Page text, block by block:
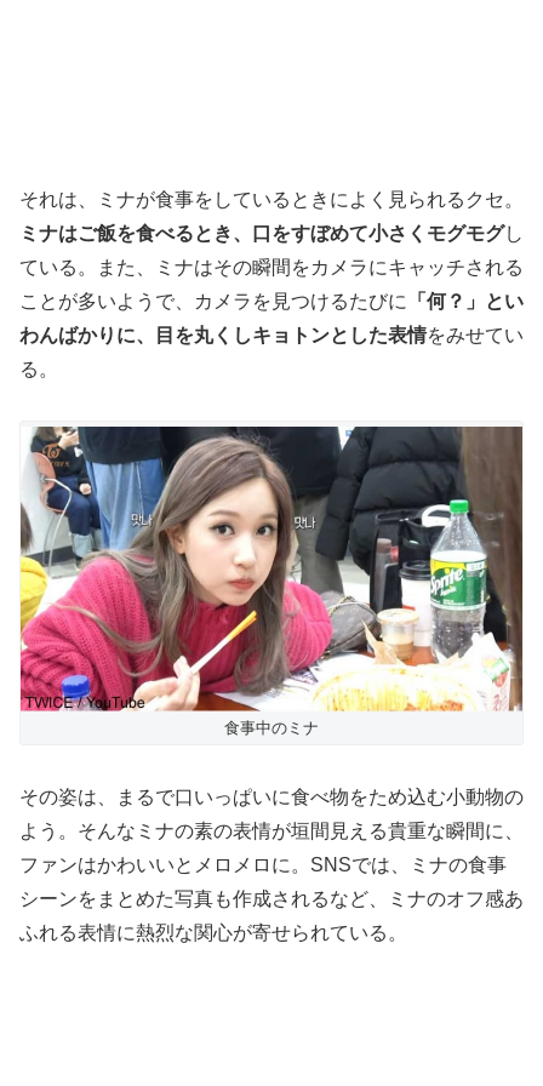
それは、ミナが食事をしているときによく見られるクセ。
ミナはご飯を食べるとき、口をすぼめて小さくモグモグし
ている。また、ミナはその瞬間をカメラにキャッチされる
ことが多いようで、カメラを見つけるたびに
「何？」とい
わんばかりに、目を丸くしキョトンとした表情をみせてい
る。
食事中のミナ
その姿は、まるで口いっぱいに食べ物をため込む小動物の
よう。そんなミナの素の表情が垣間見える貴重な瞬間に、
ファンはかわいいとメロメロに。SNSでは、ミナの食事
シーンをまとめた写真も作成されるなど、ミナのオフ感あ
ふれる表情に熱烈な関心が寄せられている。